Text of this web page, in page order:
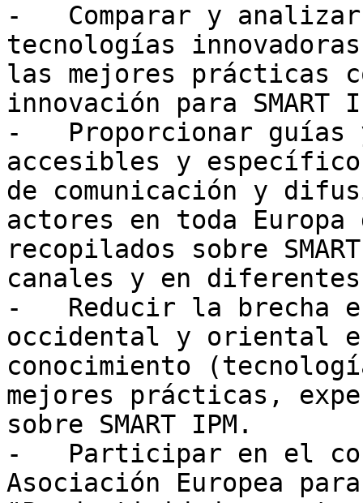
-   Comparar y analizar
tecnologías
las mejores prácticas
innovación para SMART
-   Proporcionar guías
accesibles y
de comunicación y
actores en toda
recopilados sobre
canales y en
-   Reducir la brecha
occidental y oriental
conocimiento
mejores prácticas,
sobre SMART IPM.
-   Participar en el
Asociación Europea